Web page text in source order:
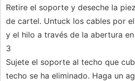
Retire el soporte y deseche la
de cartel. Untuck los cables por
y el hilo a través de la abertura
3
Sujete el soporte al techo que
techo se ha eliminado. Haga un